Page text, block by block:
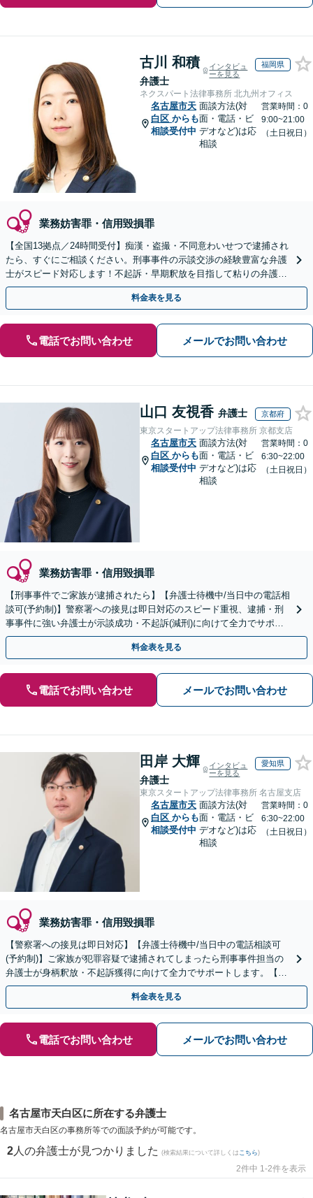
古川 和積
弁護士
インタビュ
ーを見る
福岡県
ネクスパート法律事務所 北九州オフィス
名古屋市天
白区 からも
相談受付中
面談方法(対
面・電話・ビ
デオなど)は応
相談
営業時間：0
9:00~21:00
（土日祝日）
業務妨害罪・信用毀損罪
【全国13拠点／24時間受付】痴漢・盗撮・不同意わいせつで逮捕され
たら、すぐにご相談ください。刑事事件の示談交渉の経験豊富な弁護
士がスピード対応します！不起訴・早期釈放を目指して粘りの弁護活
動を行います。
料金表を見る
電話でお問い合わせ メールでお問い合わせ
山口 友視香 弁護士 京都府
東京スタートアップ法律事務所 京都支店
名古屋市天
白区 からも
相談受付中
面談方法(対
面・電話・ビ
デオなど)は応
相談
営業時間：0
6:30~22:00
（土日祝日）
業務妨害罪・信用毀損罪
【刑事事件でご家族が逮捕されたら】【弁護士待機中/当日中の電話相
談可(予約制)】警察署への接見は即日対応のスピード重視、逮捕・刑
事事件に強い弁護士が示談成功・不起訴(減刑)に向けて全力でサポー
トします。【加害者側の相談専門】
料金表を見る
電話でお問い合わせ メールでお問い合わせ
田岸 大輝
弁護士
インタビュ
ーを見る
愛知県
東京スタートアップ法律事務所 名古屋支店
名古屋市天
白区 からも
相談受付中
面談方法(対
面・電話・ビ
デオなど)は応
相談
営業時間：0
6:30~22:00
（土日祝日）
業務妨害罪・信用毀損罪
【警察署への接見は即日対応】【弁護士待機中/当日中の電話相談可
(予約制)】ご家族が犯罪容疑で逮捕されてしまったら刑事事件担当の
弁護士が身柄釈放・不起訴獲得に向けて全力でサポートします。【毎
月100名以上の相談実績】【東海エリア対応】
料金表を見る
電話でお問い合わせ メールでお問い合わせ
名古屋市天白区に所在する弁護士
名古屋市天白区の事務所等での面談予約が可能です。
2 人の弁護士が見つかりました (検索結果について詳しくは こちら)
2件中 1-2件を表示